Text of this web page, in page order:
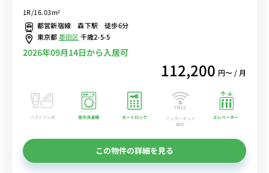
ワークにもおすすめ♪■都営新宿線・大江戸線の２路線利用可能/新
宿まで乗換なしでアクセス■選べるWi-Fi格安レンタル中！
1R/16.03m²
都営新宿線 森下駅 徒歩6分
東京都墨田区千歳2-5-5
2026年09月14日から入居可
112,200 円〜 / 月
バストイレ別 室内洗濯機 オートロック
インターネット
無料
エレベーター
この物件の詳細を見る